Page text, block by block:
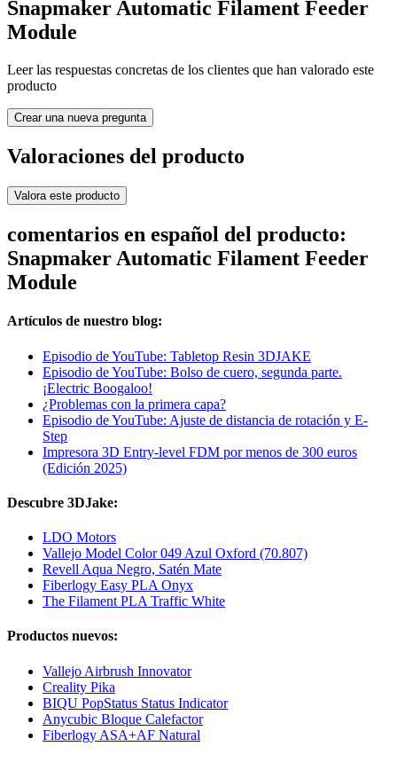
Snapmaker Automatic Filament Feeder
Module
Leer las respuestas concretas de los clientes que han valorado este
producto
Crear una nueva pregunta
Valoraciones del producto
Valora este producto
comentarios en español del producto:
Snapmaker Automatic Filament Feeder
Module
Artículos de nuestro blog:
Episodio de YouTube: Tabletop Resin 3DJAKE
Episodio de YouTube: Bolso de cuero, segunda parte.
¡Electric Boogaloo!
¿Problemas con la primera capa?
Episodio de YouTube: Ajuste de distancia de rotación y E-
Step
Impresora 3D Entry-level FDM por menos de 300 euros
(Edición 2025)
Descubre 3DJake:
LDO Motors
Vallejo Model Color 049 Azul Oxford (70.807)
Revell Aqua Negro, Satén Mate
Fiberlogy Easy PLA Onyx
The Filament PLA Traffic White
Productos nuevos:
Vallejo Airbrush Innovator
Creality Pika
BIQU PopStatus Status Indicator
Anycubic Bloque Calefactor
Fiberlogy ASA+AF Natural